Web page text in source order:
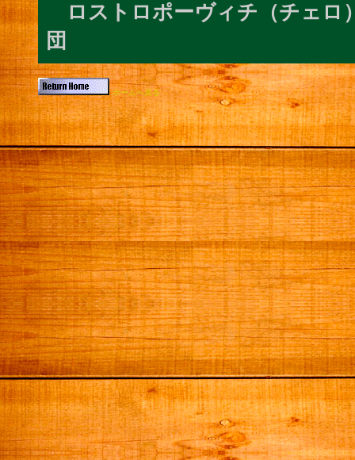
ロストロポーヴィチ（チェロ
団
ホームへ戻る